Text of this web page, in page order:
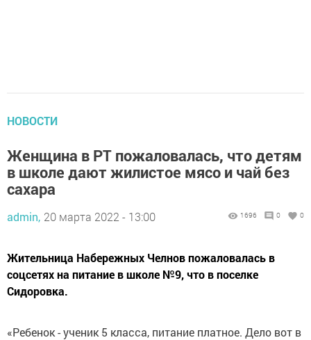
НОВОСТИ
Женщина в РТ пожаловалась, что детям
в школе дают жилистое мясо и чай без
сахара
admin, 20 марта 2022 - 13:00 1696 0 0
Жительница Набережных Челнов пожаловалась в
соцсетях на питание в школе №9, что в поселке
Сидоровка.
«Ребенок - ученик 5 класса, питание платное. Дело вот в